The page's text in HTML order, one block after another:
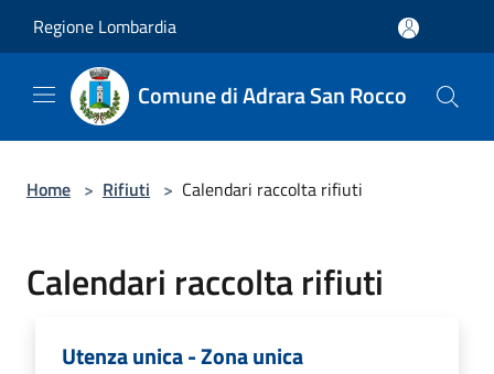
Regione Lombardia
Comune di Adrara San Rocco
Home > Rifiuti > Calendari raccolta rifiuti
Calendari raccolta rifiuti
Utenza unica - Zona unica